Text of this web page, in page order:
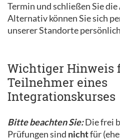
Termin und schließen Sie
Alternativ können Sie sich
unserer Standorte
Wichtiger Hinweis
Teilnehmer eines
Integrationskurses
Bitte beachten Sie:Die frei
Prüfungen sind nichtfür